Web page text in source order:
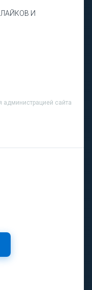
И
администрацией сайта